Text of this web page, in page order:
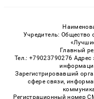
Учредитель: Общество
Главный
Тел.: +79023790276
Зарегистрировавший
сфере связи,
Регистрационный номер